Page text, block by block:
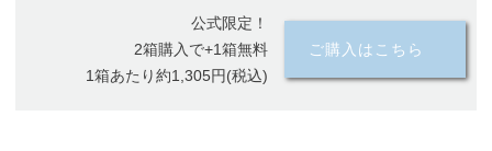
公式限定！
2箱購入で+1箱無料
1箱あたり約1,305円(税込)
ご購入はこちら